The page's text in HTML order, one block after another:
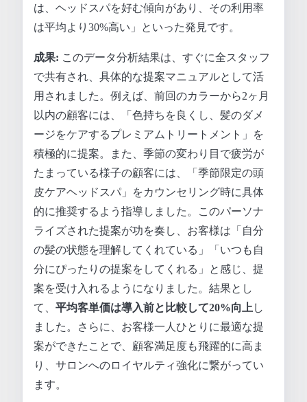
は、ヘッドスパを好む傾向があり、その利用率
は平均より30%高い」といった発見です。
成果: このデータ分析結果は、すぐに全スタッフ
で共有され、具体的な提案マニュアルとして活
用されました。例えば、前回のカラーから2ヶ月
以内の顧客には、「色持ちを良くし、髪のダメ
ージをケアするプレミアムトリートメント」を
積極的に提案。また、季節の変わり目で疲労が
たまっている様子の顧客には、「季節限定の頭
皮ケアヘッドスパ」をカウンセリング時に具体
的に推奨するよう指導しました。このパーソナ
ライズされた提案が功を奏し、お客様は「自分
の髪の状態を理解してくれている」「いつも自
分にぴったりの提案をしてくれる」と感じ、提
案を受け入れるようになりました。結果とし
て、 平均客単価は導入前と比較して20%向上 し
ました。さらに、お客様一人ひとりに最適な提
案ができたことで、顧客満足度も飛躍的に高ま
り、サロンへのロイヤルティ強化に繋がってい
ます。